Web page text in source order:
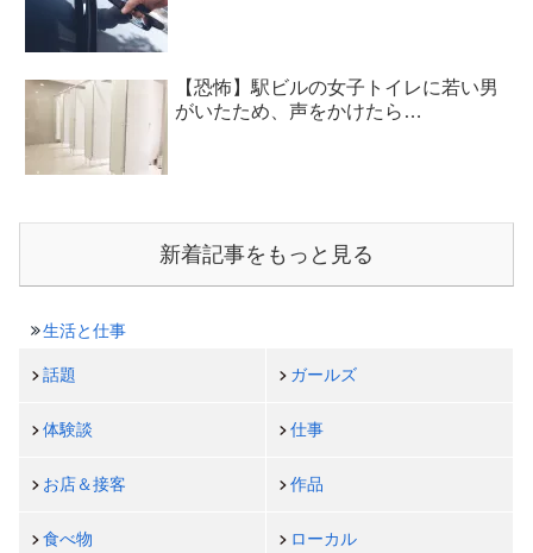
【恐怖】駅ビルの女子トイレに若い男
がいたため、声をかけたら…
新着記事をもっと見る
生活と仕事
話題 ガールズ
体験談 仕事
お店＆接客 作品
食べ物 ローカル